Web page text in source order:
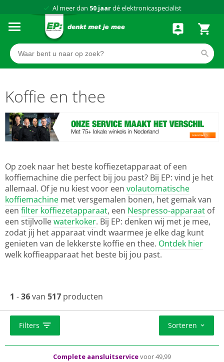
Al meer dan 50 jaardé elektronicaspecialist
Koffie en thee
Op zoek naar het beste koffiezetapparaat of een
koffiemachine die perfect bij jou past? Bij EP: vind je het
allemaal. Of je nu kiest voor een volautomatische
koffiemachine met versgemalen bonen, het gemak van
een filter koffiezetapparaat, een Nespresso-apparaat of
een stijlvollewaterkoker. Bij EP: denken wij met je mee,
zodat jij het apparaat vindt waarmee je elke dag kunt
genieten van de lekkerste koffie en thee. Ontdek hier
welk koffieapparaat het beste bij jou past.
1 -36van 517 producten
Filters Sorteren
Standaard thuisbezorgd vanaf 50,-
Al meer dan dé elektronicaspecialist
Complete aansluitservicevoor 49,99